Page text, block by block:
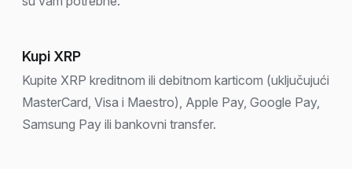
Kupi XRP
Kupite XRP kreditnom ili debitnom karticom (uključujući
MasterCard, Visa i Maestro), Apple Pay, Google Pay,
Samsung Pay ili bankovni transfer.